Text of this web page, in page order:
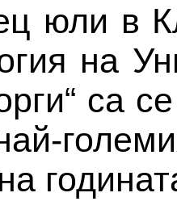
юли в
на
са